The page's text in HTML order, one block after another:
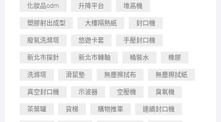
化妝品odm 升降平台 堆高機
塑膠射出成型 大樓隔熱紙 封口機
廢氣洗滌塔 悠遊卡套 手壓封口機
新北市探針 新北市轉軸 桶裝水 橡膠
洗滌塔 滑鼠墊 無塵擦拭布 無塵擦拭紙
真空封口機 示波器 空壓機 臭氧機
茶葉罐 貨梯 購物推車 連續封口機